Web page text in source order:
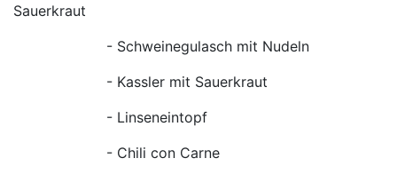
Sauerkraut
- Schweinegulasch mit Nudeln
- Kassler mit Sauerkraut
- Linseneintopf
- Chili con Carne